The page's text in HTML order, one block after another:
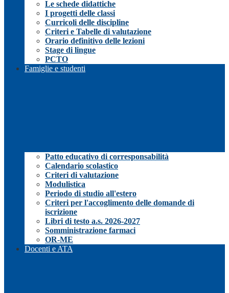
Le schede didattiche
I progetti delle classi
Curricoli delle discipline
Criteri e Tabelle di valutazione
Orario definitivo delle lezioni
Stage di lingue
PCTO
Famiglie e studenti
Patto educativo di corresponsabilità
Calendario scolastico
Criteri di valutazione
Modulistica
Periodo di studio all'estero
Criteri per l'accoglimento delle domande di
iscrizione
Libri di testo a.s. 2026-2027
Somministrazione farmaci
OR-ME
Docenti e ATA